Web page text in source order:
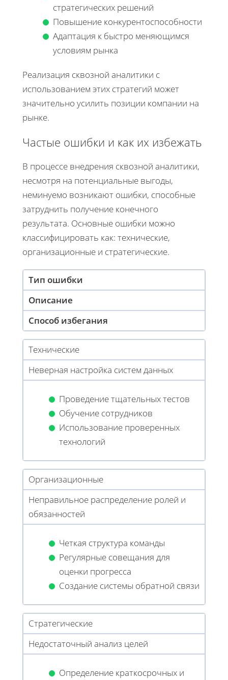
стратегических решений
Повышение конкурентоспособности
Адаптация к быстро меняющимся
условиям рынка
Реализация сквозной аналитики с
использованием этих стратегий может
значительно усилить позиции компании на
рынке.
Частые ошибки и как их избежать
В процессе внедрения сквозной аналитики,
несмотря на потенциальные выгоды,
неминуемо возникают ошибки, способные
затруднить получение конечного
результата. Основные ошибки можно
классифицировать как: технические,
организационные и стратегические.
Тип ошибки
Описание
Способ избегания
Технические
Неверная настройка систем данных
Проведение тщательных тестов
Обучение сотрудников
Использование проверенных
технологий
Организационные
Неправильное распределение ролей и
обязанностей
Четкая структура команды
Регулярные совещания для
оценки прогресса
Создание системы обратной связи
Стратегические
Недостаточный анализ целей
Определение краткосрочных и